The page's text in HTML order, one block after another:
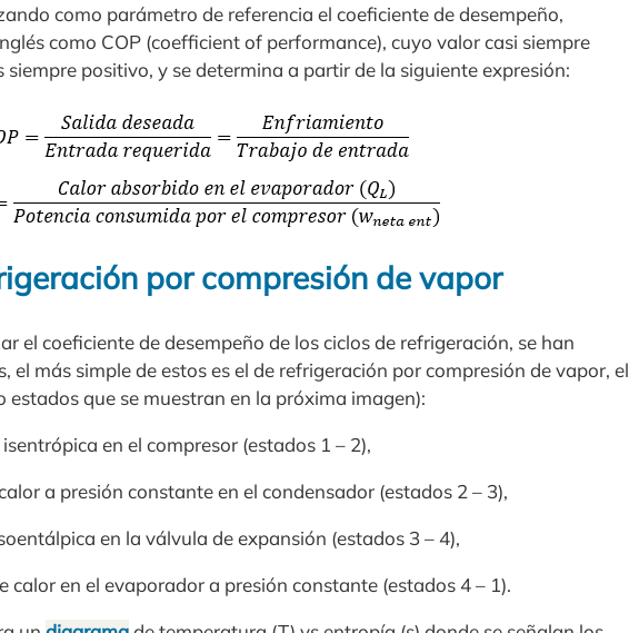
como parámetro de referencia el coeficiente de desempeño,
como COP (coefficient of performance), cuyo valor casi siempre
positivo, y se determina a partir de la siguiente expresión:
por compresión de vapor
el coeficiente de desempeño de los ciclos de refrigeración, se han
el más simple de estos es el de refrigeración por compresión de vapor, el
que se muestran en la próxima imagen):
en el compresor (estados 1 – 2),
a presión constante en el condensador (estados 2 – 3),
en la válvula de expansión (estados 3 – 4),
calor en el evaporador a presión constante (estados 4 – 1).